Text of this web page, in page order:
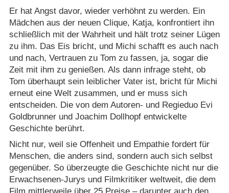
Er hat Angst davor, wieder verhöhnt zu werden. Ein
Mädchen aus der neuen Clique, Katja, konfrontiert ihn
schließlich mit der Wahrheit und hält trotz seiner Lügen
zu ihm. Das Eis bricht, und Michi schafft es auch nach
und nach, Vertrauen zu Tom zu fassen, ja, sogar die
Zeit mit ihm zu genießen. Als dann infrage steht, ob
Tom überhaupt sein leiblicher Vater ist, bricht für Michi
erneut eine Welt zusammen, und er muss sich
entscheiden. Die von dem Autoren- und Regieduo Evi
Goldbrunner und Joachim Dollhopf entwickelte
Geschichte berührt.
Nicht nur, weil sie Offenheit und Empathie fordert für
Menschen, die anders sind, sondern auch sich selbst
gegenüber. So überzeugte die Geschichte nicht nur die
Erwachsenen-Jurys und Filmkritiker weltweit, die dem